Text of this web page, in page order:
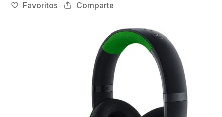
Favoritos Comparte